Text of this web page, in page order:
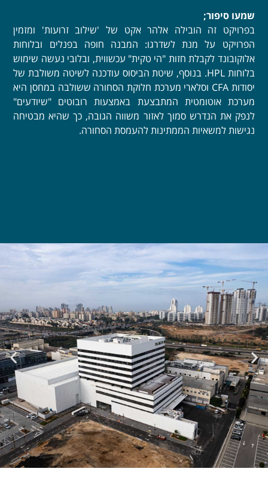
שמעו סיפור;
בפרויקט זה הובילה אלהר אקט של 'שילוב זרועות' ומזמין
הפרויקט על מנת לשדרגו: המבנה חופה בפנלים ובלוחות
אלוקובונד לקבלת חזות "הי טקית" עכשווית, ובלובי נעשה שימוש
בלוחות HPL. בנוסף, שיטת הביסוס עודכנה לשיטה משולבת של
יסודות CFA וסלארי מערכת חלוקת הסחורה ששולבה במחסן היא
מערכת אוטומטית המתבצעת באמצעות רובוטים "שיודעים"
לנפק את הנדרש סמוך לאזור משווה הגובה, כך שהיא מבטיחה
נגישות למשאיות הממתינות להעמסת הסחורה.